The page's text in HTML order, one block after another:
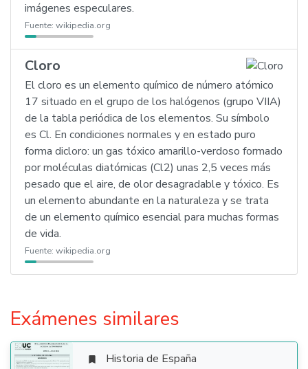
imágenes especulares.
Fuente: wikipedia.org
Cloro
El cloro es un elemento químico de número atómico
17 situado en el grupo de los halógenos (grupo VIIA)
de la tabla periódica de los elementos. Su símbolo
es Cl. En condiciones normales y en estado puro
forma dicloro: un gas tóxico amarillo-verdoso formado
por moléculas diatómicas (Cl2) unas 2,5 veces más
pesado que el aire, de olor desagradable y tóxico. Es
un elemento abundante en la naturaleza y se trata
de un elemento químico esencial para muchas formas
de vida.
Fuente: wikipedia.org
Exámenes similares
 Historia de España